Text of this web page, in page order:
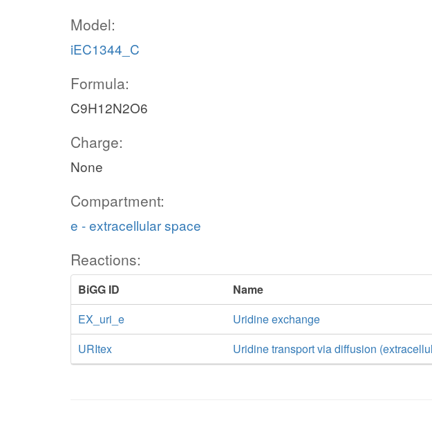
Model:
iEC1344_C
Formula:
C9H12N2O6
Charge:
None
Compartment:
e - extracellular space
Reactions:
BiGG ID
Name
EX_uri_e
Uridine exchange
URItex
Uridine transport via diffusion